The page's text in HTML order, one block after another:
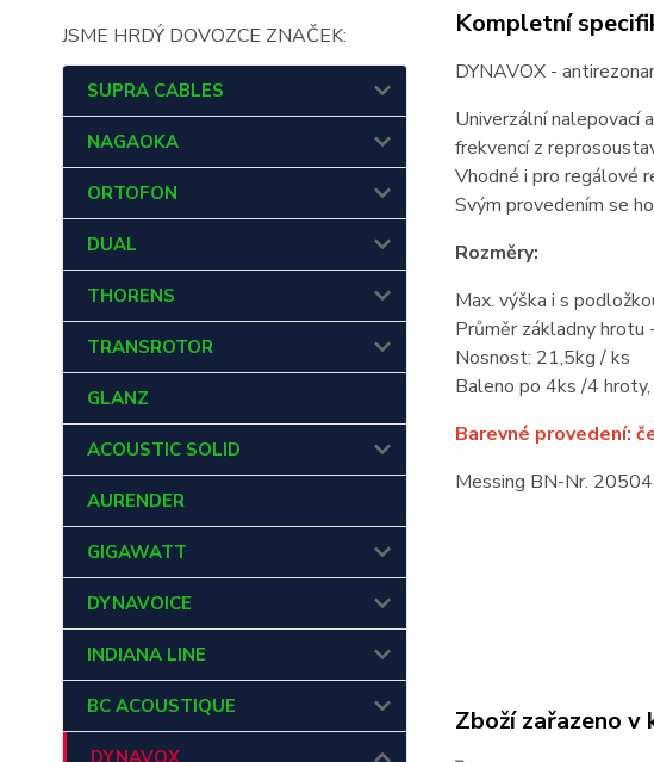
JSME HRDÝ DOVOZCE ZNAČEK:
SUPRA CABLES
NAGAOKA
ORTOFON
DUAL
THORENS
TRANSROTOR
GLANZ
ACOUSTIC SOLID
AURENDER
GIGAWATT
DYNAVOICE
INDIANA LINE
BC ACOUSTIQUE
DYNAVOX
Kompletní
DYNAVOX -
Univerzální nalepovací
frekvencí z
Vhodné i pro regálové
Svým provedením se
Rozměry:
Max. výška i s
Průměr základny hrotu
Nosnost: 21,5kg / ks
Baleno po 4ks /4
Barevné provedení:
Messing BN-Nr.
Zboží zařazeno v